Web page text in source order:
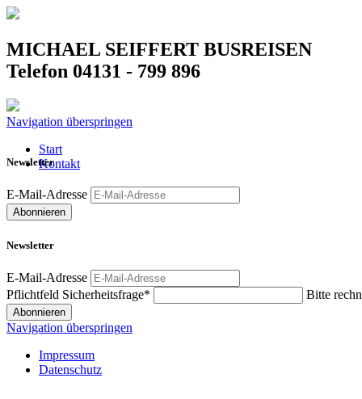
MICHAEL SEIFFERT BUSREISEN
Telefon 04131 - 799 896
Navigation überspringen
Start
Kontakt
Newsletter
E-Mail-Adresse
Abonnieren
Newsletter
E-Mail-Adresse
Pflichtfeld Sicherheitsfrage* Bitte
Abonnieren
Navigation überspringen
Impressum
Datenschutz